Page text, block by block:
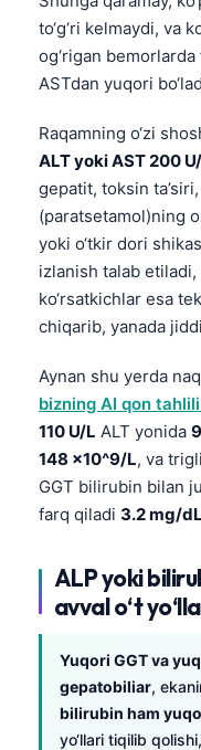
to‘g‘ri kelmaydi, va
og‘rigan
ASTdan yuqori
Raqamning o‘zi
ALT yoki AST 200
gepatit, toksin
(paratsetamol)ning
yoki o‘tkir dori
izlanish talab etiladi,
ko‘rsatkichlar esa
chiqarib, yanada
Aynan shu yerda
bizning AI qon
110 U/L ALT yonida
148 x10^9/L, va
GGT bilirubin bilan
farq qiladi 3.2 mg/dL
ALP yoki
avval o‘t
Yuqori GGT va
gepatobiliar,
bilirubin ham
yo‘llari tiqilib